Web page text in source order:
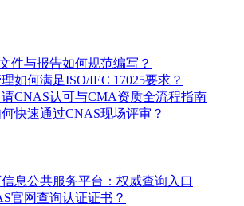
件与报告如何规范编写？
如何满足ISO/IEC 17025要求？
CNAS认可与CMA资质全流程指南
快速通过CNAS现场评审？
息公共服务平台：权威查询入口
官网查询认证证书？